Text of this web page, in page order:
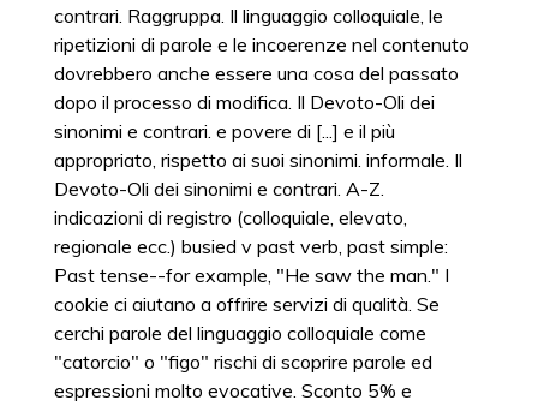
contrari. Raggruppa. Il linguaggio colloquiale, le
ripetizioni di parole e le incoerenze nel contenuto
dovrebbero anche essere una cosa del passato
dopo il processo di modifica. Il Devoto-Oli dei
sinonimi e contrari. e povere di [...] e il più
appropriato, rispetto ai suoi sinonimi. informale. Il
Devoto-Oli dei sinonimi e contrari. A-Z.
indicazioni di registro (colloquiale, elevato,
regionale ecc.) busied v past verb, past simple:
Past tense--for example, "He saw the man." I
cookie ci aiutano a offrire servizi di qualità. Se
cerchi parole del linguaggio colloquiale come
"catorcio" o "figo" rischi di scoprire parole ed
espressioni molto evocative. Sconto 5% e